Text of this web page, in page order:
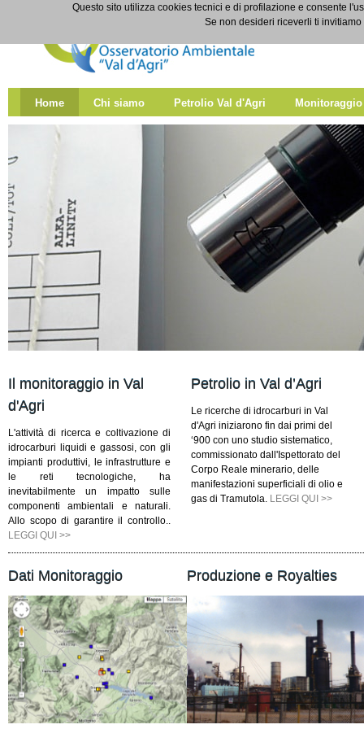
Salta al contenuto
Home Chi siamo Petrolio Val d'Agri Monitoraggio
Il monitoraggio in Val
d'Agri
L'attività di ricerca e coltivazione di
idrocarburi liquidi e gassosi, con gli
impianti produttivi, le infrastrutture e
le reti tecnologiche, ha
inevitabilmente un impatto sulle
componenti ambientali e naturali.
Allo scopo di garantire il controllo..
LEGGI QUI >>
Petrolio in Val d’Agri
Le ricerche di idrocarburi in Val
d'Agri iniziarono fin dai primi del
‘900 con uno studio sistematico,
commissionato dall'Ispettorato del
Corpo Reale minerario, delle
manifestazioni superficiali di olio e
gas di Tramutola. LEGGI QUI >>
Dati Monitoraggio Produzione e Royalties
Questo sito utilizza cookies tecnici e di profilazione e consente
Se non desideri riceverli ti